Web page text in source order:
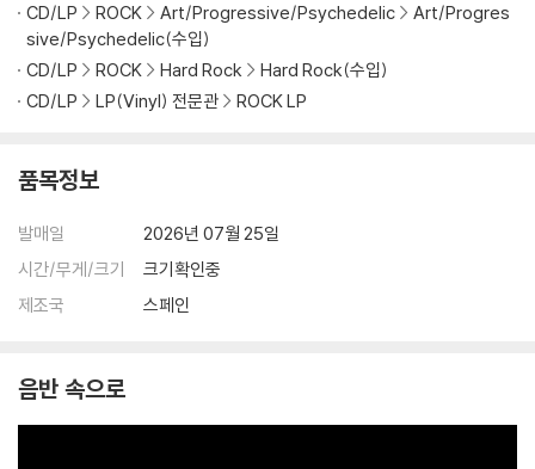
블 스핀들에 맞지 않는 경우에는 전용 제품 등을 이용하여 센터 홀을 조정
하시면 해결됩니다.
3) 디스크에 미세한 잔 흠집이 남아있거나 인쇄 면이 깨끗하지 않은 경우
가 있으며, 이는 상품의 불량이 아닙니다. 단, 재생에 이상이 있는 경우에는
※ 컬러 디스크
다.
1) 컬러 디스크는 웹 이미지와 실제 색상이 차이가 날 수 있습니다.
2) 컬러 디스크의 특성상 제작 공정시 앨범마다 색상 차이가 나는 경우도
등이 발생할 수 있습니다.
CD/LP ROCK Art/Progressive/Psychedelic
Art/Progres
sive/Psychedelic(수입)
CD/LP
ROCK Hard Rock
Hard Rock(수입)
CD/LP
LP(Vinyl) 전문관 ROCK LP
품목정보
발매일
2026년 07월 25일
시간/무게/크기
크기확인중
제조국
스페인
음반 속으로